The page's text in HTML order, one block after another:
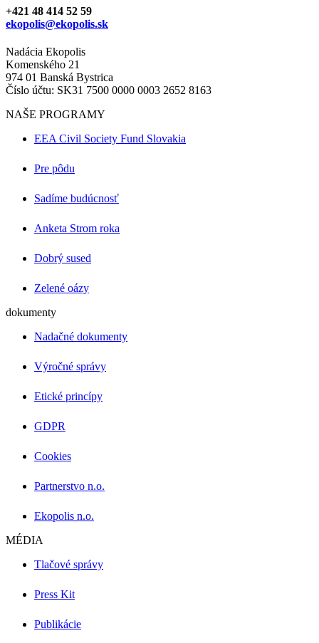
+421 48 414 52 59
ekopolis@ekopolis.sk
Nadácia Ekopolis
Komenského 21
974 01 Banská Bystrica
Číslo účtu: SK31 7500 0000 0003 2652 8163
NAŠE PROGRAMY
EEA Civil Society Fund Slovakia
Pre pôdu
Sadíme budúcnosť
Anketa Strom roka
Dobrý sused
Zelené oázy
dokumenty
Nadačné dokumenty
Výročné správy
Etické princípy
GDPR
Cookies
Partnerstvo n.o.
Ekopolis n.o.
MÉDIA
Tlačové správy
Press Kit
Publikácie